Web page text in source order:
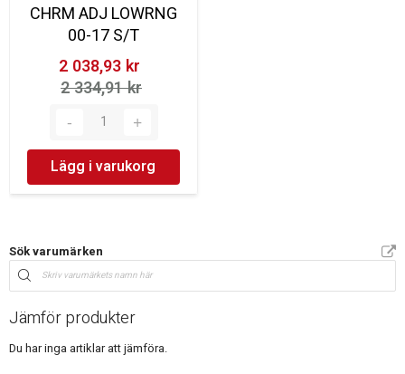
CHRM ADJ LOWRNG
00-17 S/T
2 038,93 kr‎
2 334,91 kr‎
Lägg i varukorg
Sök varumärken
Jämför produkter
Du har inga artiklar att jämföra.